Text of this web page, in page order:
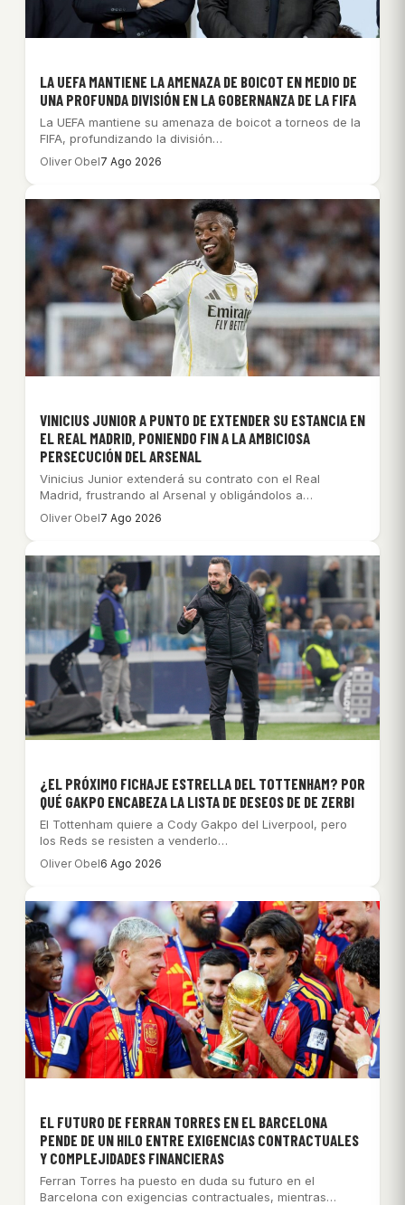
LA UEFA MANTIENE LA AMENAZA DE BOICOT EN MEDIO DE
UNA PROFUNDA DIVISIÓN EN LA GOBERNANZA DE LA FIFA
La UEFA mantiene su amenaza de boicot a torneos de la
FIFA, profundizando la división…
Oliver Obel7 Ago 2026
VINICIUS JUNIOR A PUNTO DE EXTENDER SU ESTANCIA EN
EL REAL MADRID, PONIENDO FIN A LA AMBICIOSA
PERSECUCIÓN DEL ARSENAL
Vinicius Junior extenderá su contrato con el Real
Madrid, frustrando al Arsenal y obligándolos a…
Oliver Obel7 Ago 2026
¿EL PRÓXIMO FICHAJE ESTRELLA DEL TOTTENHAM? POR
QUÉ GAKPO ENCABEZA LA LISTA DE DESEOS DE DE ZERBI
El Tottenham quiere a Cody Gakpo del Liverpool, pero
los Reds se resisten a venderlo…
Oliver Obel6 Ago 2026
EL FUTURO DE FERRAN TORRES EN EL BARCELONA
PENDE DE UN HILO ENTRE EXIGENCIAS CONTRACTUALES
Y COMPLEJIDADES FINANCIERAS
Ferran Torres ha puesto en duda su futuro en el
Barcelona con exigencias contractuales, mientras…